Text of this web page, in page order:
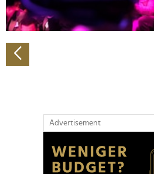
zu können und die Zugriffe auf
analysieren. Außerdem geben wir
Verwendung unserer Website an
soziale Medien, Werbung und
Partner führen diese
Advertisement